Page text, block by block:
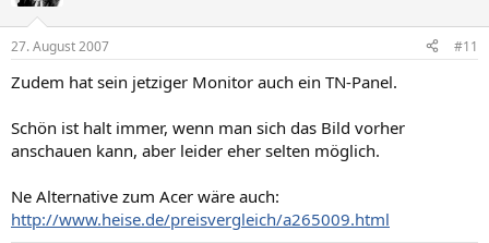
27. August 2007 #11
Zudem hat sein jetziger Monitor auch ein TN-Panel.
Schön ist halt immer, wenn man sich das Bild vorher
anschauen kann, aber leider eher selten möglich.
Ne Alternative zum Acer wäre auch:
http://www.heise.de/preisvergleich/a265009.html